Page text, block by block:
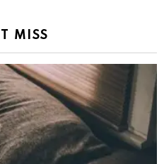
MISS